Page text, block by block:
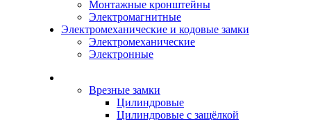
Монтажные кронштейны
Электромагнитные
Электромеханические и кодовые замки
Электромеханические
Электронные
Врезные замки
Цилиндровые
Цилиндровые с защёлкой